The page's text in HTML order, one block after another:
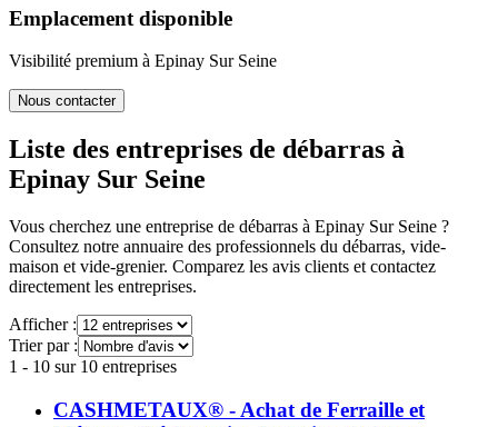
Emplacement disponible
Visibilité premium à Epinay Sur Seine
Nous contacter
Liste des entreprises de débarras à
Epinay Sur Seine
Vous cherchez une entreprise de débarras à Epinay Sur Seine ?
Consultez notre annuaire des professionnels du débarras, vide-
maison et vide-grenier. Comparez les avis clients et contactez
directement les entreprises.
Afficher :
Trier par :
1 - 10 sur 10 entreprises
CASHMETAUX® - Achat de Ferraille et